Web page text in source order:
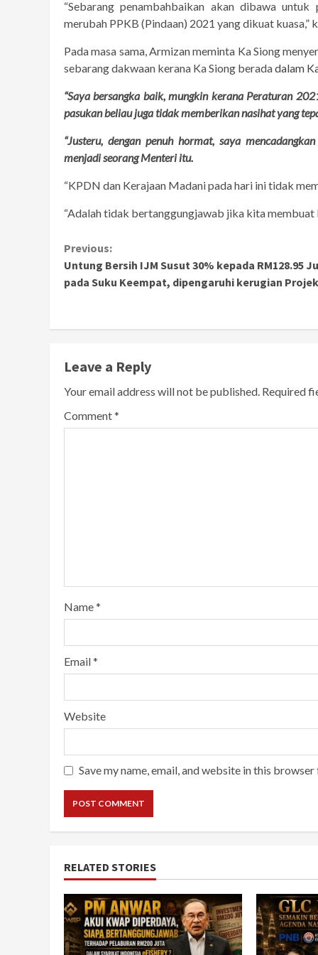
“Sebarang penambahbaikan akan dibawa
merubah PPKB (Pindaan) 2021 yang dikuat kuasa,”
Pada masa sama, Armizan meminta Ka Siong
sebarang dakwaan kerana Ka Siong beradadalam
“Saya bersangka baik, mungkin kerana Peraturan
pasukan beliau juga tidak memberikan nasihat yang
“Justeru, dengan penuh hormat, saya
menjadi seorang Menteri itu.
“KPDN dan Kerajaan Madani pada hari ini tidak
“Adalah tidak bertanggungjawab jika kita membuat
Continue
Reading
Previous:
Untung Bersih IJM Susut 30% kepada RM128.95
pada Suku Keempat, dipengaruhi kerugian Projek
Leave a Reply
Your email address will not be published. Required
Comment*
Name*
Email*
Website
Save my name, email, and website in this
RELATED STORIES